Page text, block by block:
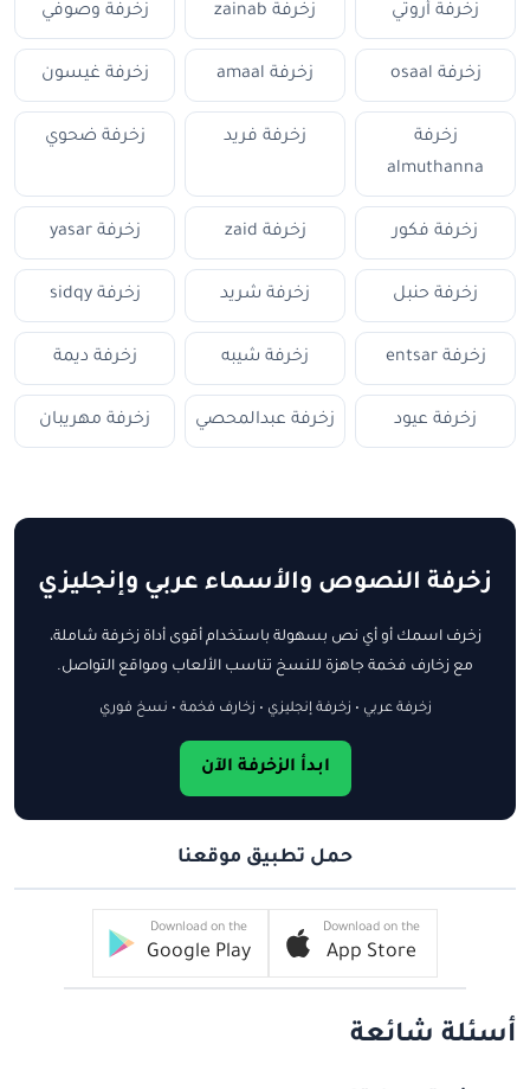
زخرفة أروتي زخرفة zainab زخرفة وصوفي
زخرفة osaal زخرفة amaal زخرفة غيسون
زخرفة
almuthanna
زخرفة فريد زخرفة ضحوي
زخرفة فكور زخرفة zaid زخرفة yasar
زخرفة حنبل زخرفة شريد زخرفة sidqy
زخرفة entsar زخرفة شيبه زخرفة ديمة
زخرفة عيود زخرفة عبدالمحصي زخرفة مهريبان
زخرفة النصوص والأسماء عربي وإنجليزي
زخرف اسمك أو أي نص بسهولة باستخدام أقوى أداة زخرفة شاملة،
مع زخارف فخمة جاهزة للنسخ تناسب الألعاب ومواقع التواصل.
زخرفة عربي • زخرفة إنجليزي • زخارف فخمة • نسخ فوري
ابدأ الزخرفة الآن
حمل تطبيق موقعنا
Download on the
App Store
Download on the
Google Play
أسئلة شائعة